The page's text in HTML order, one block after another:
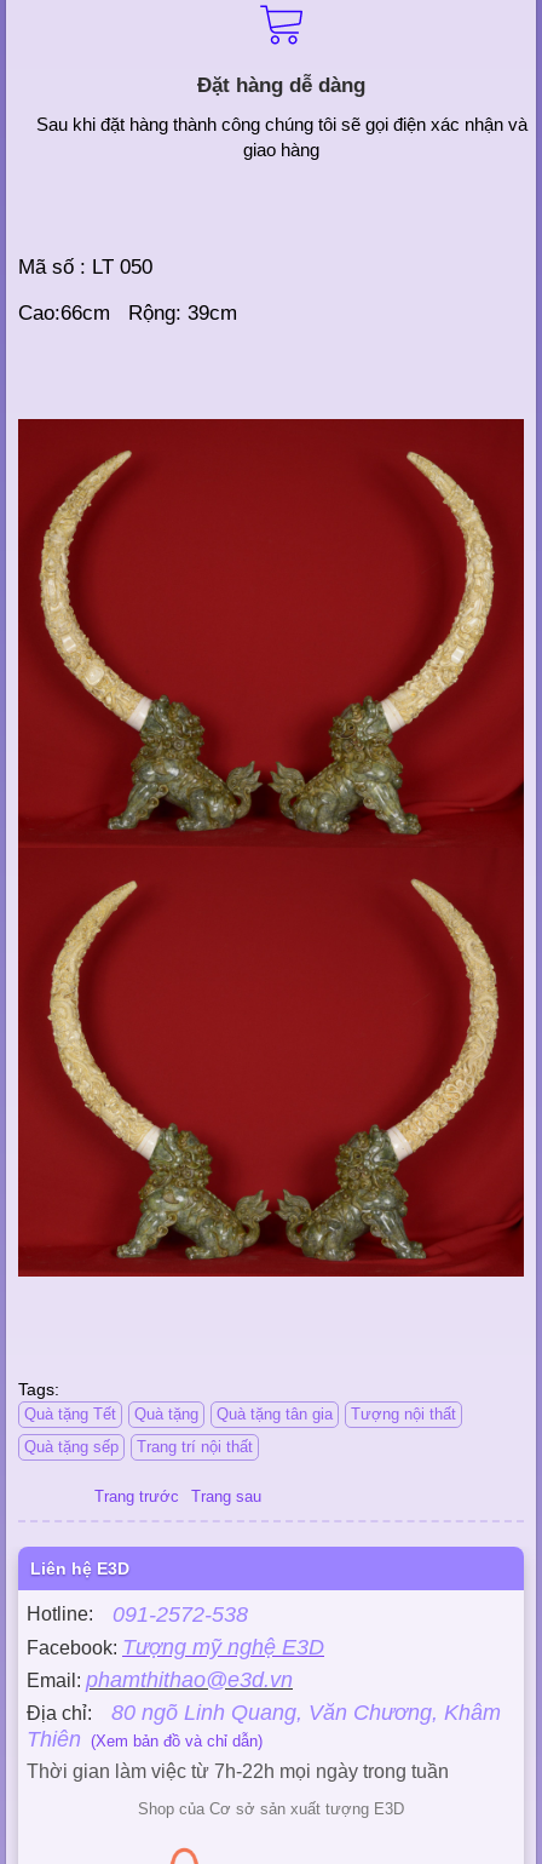
Đặt hàng dễ dàng
Sau khi đặt hàng thành công chúng tôi sẽ gọi điện xác nhận và
giao hàng
Mã số : LT 050
Cao:66cm Rộng: 39cm
Tags:
Quà tặng Tết Quà tặng Quà tặng tân gia
Tượng nội thất
Quà tặng sếp
Trang trí nội thất
Trang trước Trang sau
Liên hệ E3D
Hotline: 091-2572-538
Facebook: Tượng mỹ nghệ E3D
Email: phamthithao@e3d.vn
Địa chỉ: 80 ngõ Linh Quang, Văn Chương, Khâm
Thiên (Xem bản đồ và chỉ dẫn)
Thời gian làm việc từ 7h-22h mọi ngày trong tuần
Shop của Cơ sở sản xuất tượng E3D